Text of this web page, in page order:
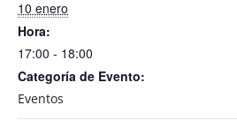
10 enero
Hora:
17:00 - 18:00
Categoría de Evento:
Eventos